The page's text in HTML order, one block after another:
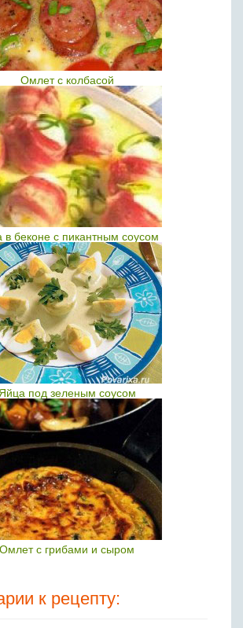
Омлет с колбасой
в беконе с пикантным соусом
Яйца под зеленым соусом
Омлет с грибами и сыром
к рецепту: